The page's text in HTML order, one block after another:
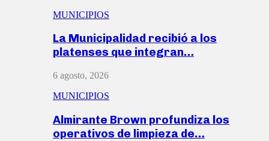
MUNICIPIOS
La Municipalidad recibió a los
platenses que integran…
6 agosto, 2026
MUNICIPIOS
Almirante Brown profundiza los
operativos de limpieza de…